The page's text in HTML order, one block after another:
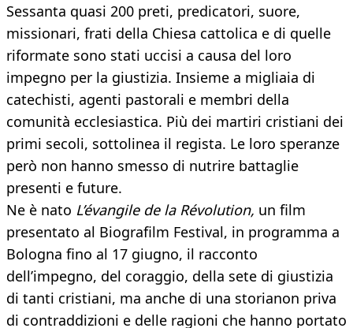
Sessanta quasi 200 preti, predicatori, suore,
missionari, frati della Chiesa cattolica e di quelle
riformate sono stati uccisi a causa del loro
impegno per la giustizia. Insieme a migliaia di
catechisti, agenti pastorali e membri della
comunità ecclesiastica. Più dei martiri cristiani dei
primi secoli, sottolinea il regista. Le loro speranze
però non hanno smesso di nutrire battaglie
presenti e future.
Ne è nato L’évangile de la Révolution, un film
presentato al Biografilm Festival, in programma a
Bologna fino al 17 giugno, il racconto
dell’impegno, del coraggio, della sete di giustizia
di tanti cristiani, ma anche di una storianon priva
di contraddizioni e delle ragioni che hanno portato